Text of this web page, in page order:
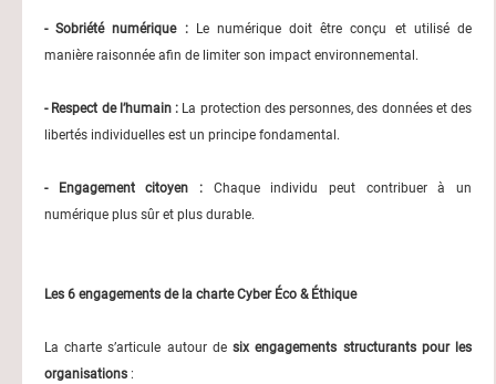
- Sobriété numérique :
Le numérique doit être conçu et utilisé de
manière raisonnée afin de limiter son impact environnemental.
- Respect de l’humain : La protection des personnes, des données et des
libertés individuelles est un principe fondamental.
- Engagement citoyen : Chaque individu peut contribuer à un
numérique plus sûr et plus durable.
Les 6 engagements de la charte Cyber Éco & Éthique
La charte s’articule autour desix engagements structurants pour les
organisations :